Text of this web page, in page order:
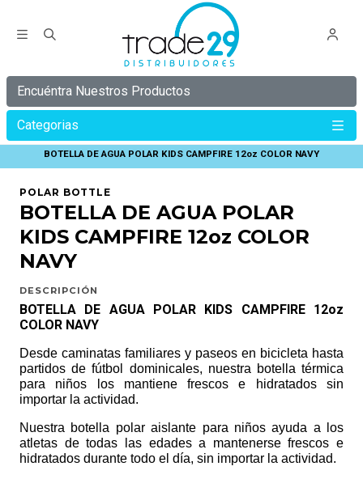
Encuéntra Nuestros Productos
Categorias
BOTELLA DE AGUA POLAR KIDS CAMPFIRE 12oz COLOR NAVY
POLAR BOTTLE
BOTELLA DE AGUA POLAR
KIDS CAMPFIRE 12oz COLOR
NAVY
DESCRIPCIÓN
BOTELLA DE AGUA POLAR KIDS CAMPFIRE 12oz
COLOR NAVY
Desde caminatas familiares y paseos en bicicleta hasta
partidos de fútbol dominicales, nuestra botella térmica
para niños los mantiene frescos e hidratados sin
importar la actividad.
Nuestra botella polar aislante para niños ayuda a los
atletas de todas las edades a mantenerse frescos e
hidratados durante todo el día, sin importar la actividad.